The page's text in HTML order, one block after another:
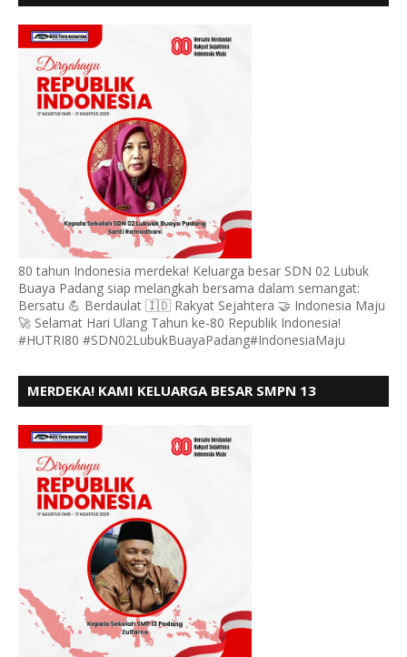
HUT RI KE - 80,
80 tahun Indonesia merdeka! Keluarga besar SDN 02 Lubuk
Buaya Padang siap melangkah bersama dalam semangat:
Bersatu 💪 Berdaulat 🇮🇩 Rakyat Sejahtera 🤝 Indonesia Maju
🚀 Selamat Hari Ulang Tahun ke-80 Republik Indonesia!
#HUTRI80 #SDN02LubukBuayaPadang#IndonesiaMaju
MERDEKA! KAMI KELUARGA BESAR SMPN 13